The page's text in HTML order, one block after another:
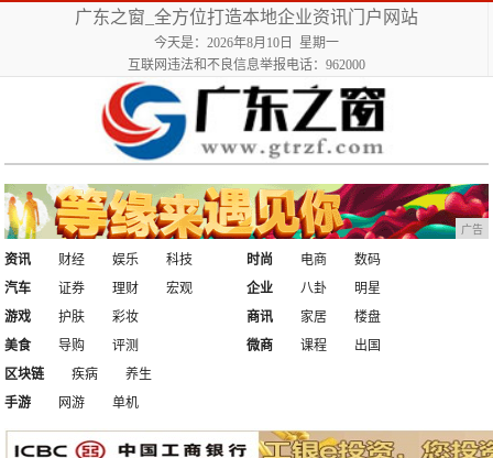
广东之窗_全方位打造本地企业资讯门户网站
今天是：2026年8月10日 星期一
互联网违法和不良信息举报电话：962000
广告
资讯 财经 娱乐
科技
汽车
证券 理财 宏观
时尚 电商
数码
企业
八卦
明星
游戏
护肤
彩妆
美食
导购 评测
商讯 家居
楼盘
微商
课程
出国
区块链
疾病
养生
手游
网游 单机